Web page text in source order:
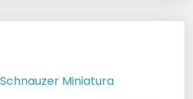
Miniatura